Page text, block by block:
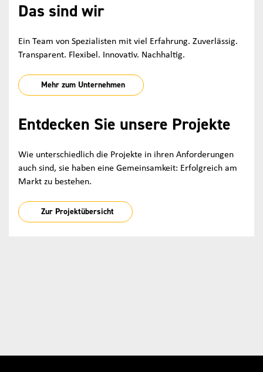
Das sind wir
Ein Team von Spezialisten mit viel Erfahrung. Zuverlässig.
Transparent. Flexibel. Innovativ. Nachhaltig.
Mehr zum Unternehmen
Entdecken Sie unsere Projekte
Wie unterschiedlich die Projekte in ihren Anforderungen
auch sind, sie haben eine Gemeinsamkeit: Erfolgreich am
Markt zu bestehen.
Zur Projektübersicht